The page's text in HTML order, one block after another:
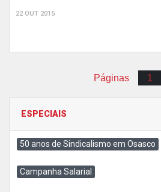
22 OUT 2015
Páginas 1
ESPECIAIS
50 anos de Sindicalismo em Osasco
Campanha Salarial